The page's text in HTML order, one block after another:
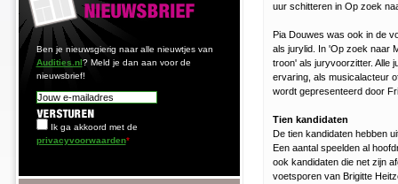
Ben je nieuwsgierig naar alle nieuwtjes van
Audities.nl? Meld je dan aan voor de
nieuwsbrief!
Ik ga akkoord met de
privacyvoorwaarden*
uur schitteren in Op zoek
Pia Douwes was ook in de
als jurylid. In 'Op zoek naar
troon' als juryvoorzitter. Alle
ervaring, als musicalacteur
wordt gepresenteerd door
Tien kandidaten
De tien kandidaten hebben
Een aantal speelden al
ook kandidaten die net zijn
voetsporen van Brigitte